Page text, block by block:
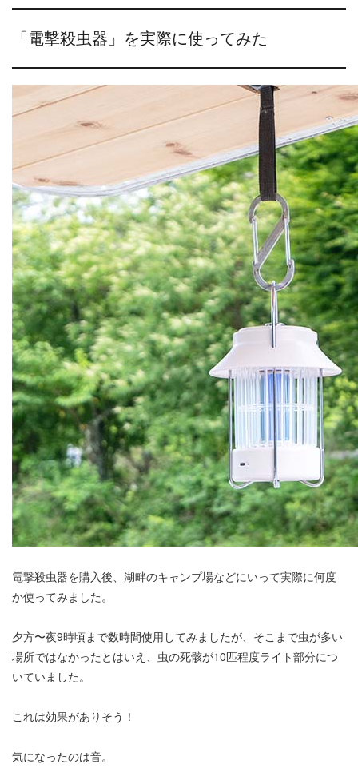
「電撃殺虫器」を実際に使ってみた
電撃殺虫器を購入後、湖畔のキャンプ場などにいって実際に何度
か使ってみました。
夕方〜夜9時頃まで数時間使用してみましたが、そこまで虫が多い
場所ではなかったとはいえ、虫の死骸が10匹程度ライト部分につ
いていました。
これは効果がありそう！
気になったのは音。